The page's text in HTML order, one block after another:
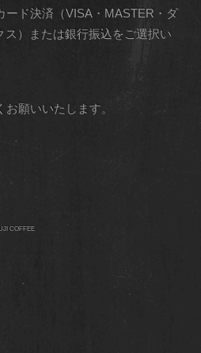
ード決済（VISA・MASTER・ダ
ス）または銀行振込をご選択い
願いいたします。
COFFEE